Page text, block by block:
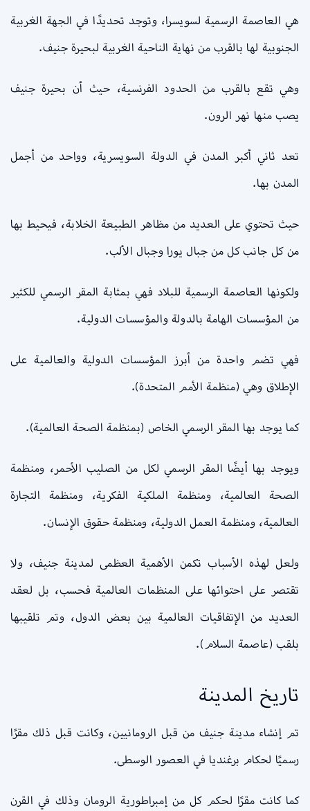
هي العاصمة الرسمية لسويسرا، وتوجد تحديدًا في الجهة الغربية
الجنوبية لها بالقرب من نهاية الناحية الغربية لبحيرة جنيف.
وهي تقع بالقرب من الحدود الفرنسية، حيث أن بحيرة جنيف
يصب منها نهر الرون.
تعد ثاني أكبر المدن في الدولة السويسرية، وواحد من أجمل
المدن بها.
حيث تحتوي على العديد من مظاهر الطبيعة الخلابة، فيحيط بها
من كل جانب كل من جبال يورا وجبال الألب.
ولكونها العاصمة الرسمية للبلاد فهي بمثابة المقر الرسمي للكثير
من المؤسسات الهامة بالدولة والمؤسسات الدولية.
فهي تضم واحدة من أبرز المؤسسات الدولية والعالمية على
الإطلاق وهي (منظمة الأمم المتحدة).
كما يوجد بها المقر الرسمي الخاص (بمنظمة الصحة العالمية).
ويوجد بها أيضًا المقر الرسمي لكل من الصليب الأحمر، ومنظمة
الصحة العالمية، ومنظمة الملكية الفكرية، ومنظمة التجارة
العالمية، ومنظمة العمل الدولية، ومنظمة حقوق الإنسان.
ولعل لهذه الأسباب تكمن الأهمية العظمى لمدينة جنيف، ولا
تقتصر على احتوائها على المنظمات العالمية فحسب، بل لعقد
العديد من الإتفاقيات العالمية بين بعض الدول، وتم تلقيبها
بلقب (عاصمة السلام).
تاريخ المدينة
تم إنشاء مدينة جنيف من قبل الرومانيين، وكانت قبل ذلك مقرًا
رسميًا لحكام برغنديا في العصور الوسطى.
كما كانت مقرًا لحكم كل من إمبراطورية الرومان وذلك في القرن